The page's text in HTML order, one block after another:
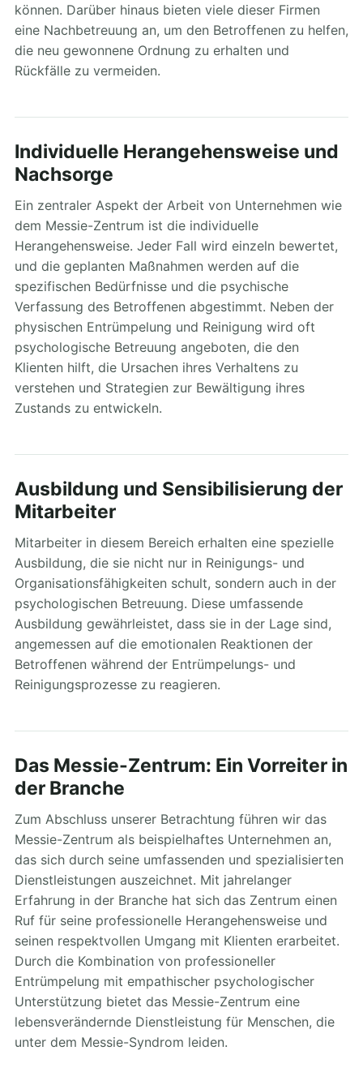
können. Darüber hinaus bieten viele dieser Firmen
eine Nachbetreuung an, um den Betroffenen zu helfen,
die neu gewonnene Ordnung zu erhalten und
Rückfälle zu vermeiden.
Individuelle Herangehensweise und
Nachsorge
Ein zentraler Aspekt der Arbeit von Unternehmen wie
dem Messie-Zentrum ist die individuelle
Herangehensweise. Jeder Fall wird einzeln bewertet,
und die geplanten Maßnahmen werden auf die
spezifischen Bedürfnisse und die psychische
Verfassung des Betroffenen abgestimmt. Neben der
physischen Entrümpelung und Reinigung wird oft
psychologische Betreuung angeboten, die den
Klienten hilft, die Ursachen ihres Verhaltens zu
verstehen und Strategien zur Bewältigung ihres
Zustands zu entwickeln.
Ausbildung und Sensibilisierung der
Mitarbeiter
Mitarbeiter in diesem Bereich erhalten eine spezielle
Ausbildung, die sie nicht nur in Reinigungs- und
Organisationsfähigkeiten schult, sondern auch in der
psychologischen Betreuung. Diese umfassende
Ausbildung gewährleistet, dass sie in der Lage sind,
angemessen auf die emotionalen Reaktionen der
Betroffenen während der Entrümpelungs- und
Reinigungsprozesse zu reagieren.
Das Messie-Zentrum: Ein Vorreiter in
der Branche
Zum Abschluss unserer Betrachtung führen wir das
Messie-Zentrum als beispielhaftes Unternehmen an,
das sich durch seine umfassenden und spezialisierten
Dienstleistungen auszeichnet. Mit jahrelanger
Erfahrung in der Branche hat sich das Zentrum einen
Ruf für seine professionelle Herangehensweise und
seinen respektvollen Umgang mit Klienten erarbeitet.
Durch die Kombination von professioneller
Entrümpelung mit empathischer psychologischer
Unterstützung bietet das Messie-Zentrum eine
lebensverändernde Dienstleistung für Menschen, die
unter dem Messie-Syndrom leiden.